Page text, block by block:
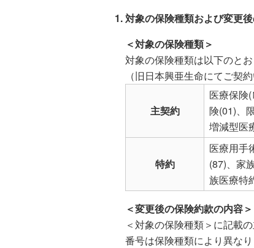
対象の保険種類および変更
＜対象の保険種類＞
対象の保険種類は以下のとお
（旧日本興亜生命にてご契
主契約
医療保険
険(01)、
増減型医
特約
医療用手
(87)、家
族医療特
＜変更後の保険約款の内容＞
＜対象の保険種類＞に記載
番号は保険種類により異な